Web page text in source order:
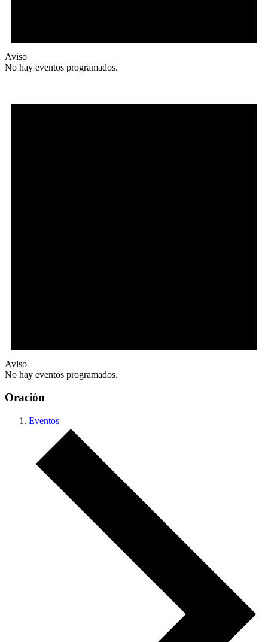
Aviso
No hay eventos programados.
Aviso
No hay eventos programados.
Oración
Eventos